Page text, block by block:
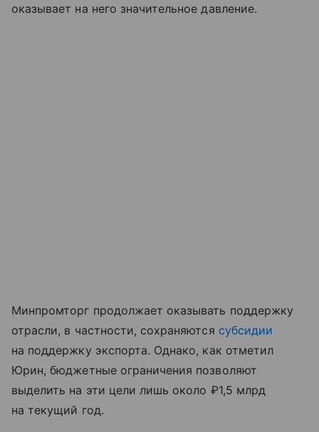
оказывает на него значительное давление.
Минпромторг продолжает оказывать поддержку
отрасли, в частности, сохраняются субсидии
на поддержку экспорта. Однако, как отметил
Юрин, бюджетные ограничения позволяют
выделить на эти цели лишь около ₽1,5 млрд
на текущий год.